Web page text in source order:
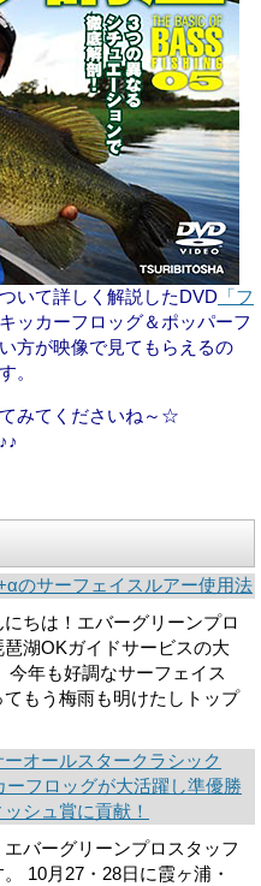
いて詳しく解説したDVD 「フ
ッカーフロッグ＆ポッパーフ
方が映像で見てもらえるの
。
みてくださいね～☆
のサーフェイスルアー使用法
ちは！エバーグリーンプロ
琶湖OKガイドサービスの大
今年も好調なサーフェイス
てもう梅雨も明けたしトップ
オールスタークラシック
フロッグが大活躍し準優勝
シュ賞に貢献！
エバーグリーンプロスタッフ
10月27・28日に霞ヶ浦・